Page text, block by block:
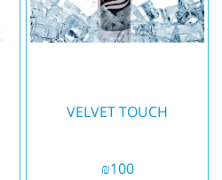
VELVET TOUCH
₪100